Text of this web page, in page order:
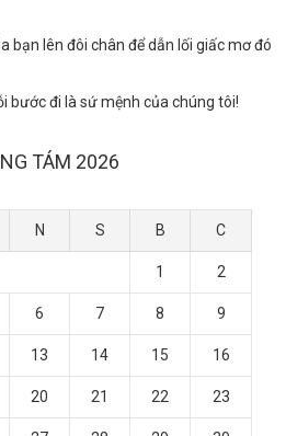
bạn lên đôi chân để dẫn lối giấc mơ đó
bước đi là sứ mệnh của chúng tôi!
TÁM 2026
N S B C
1 2
6 7 8 9
13 14 15 16
20 21 22 23